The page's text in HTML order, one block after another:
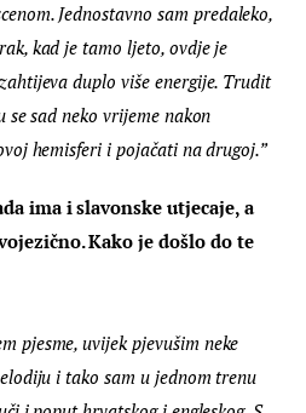
Jednostavno sam predaleko,
kad je tamo ljeto, ovdje je
duplo više energije. Trudit
sad neko vrijeme nakon
hemisferi i pojačati na drugoj.”
ima i slavonske utjecaje, a
Kako je došlo do te
pjesme, uvijek pjevušim neke
i tako sam u jednom trenu